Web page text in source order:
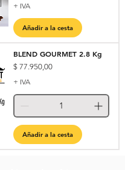
+ IVA
Añadir a la cesta
BLEND GOURMET 2.8 Kg
Precio
$ 77.950,00
+ IVA
Añadir a la cesta